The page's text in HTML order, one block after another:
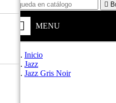

MENU
Inicio
Jazz
Jazz Gris Noir